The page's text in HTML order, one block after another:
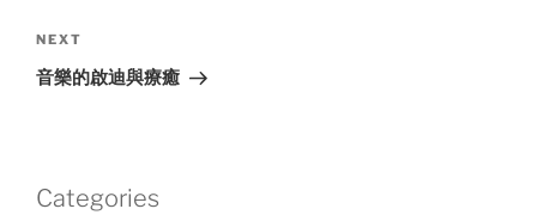
Next
Post
NEXT
音樂的啟迪與療癒
Categories